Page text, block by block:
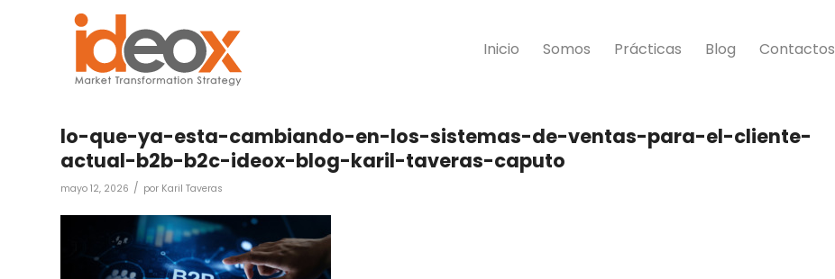
Inicio Somos Prácticas Blog Contactos
lo-que-ya-esta-cambiando-en-los-sistemas-de-ventas-para-el-cliente-
actual-b2b-b2c-ideox-blog-karil-taveras-caputo
mayo 12, 2026 / por Karil Taveras